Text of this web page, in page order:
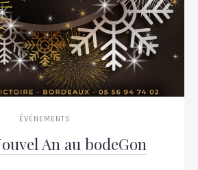
ÉVÉNEMENTS
An au bodeGon